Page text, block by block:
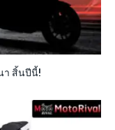
า สิ้นปีนี้!